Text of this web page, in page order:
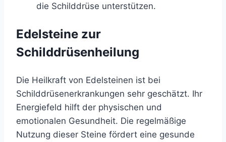
die Schilddrüse unterstützen.
Edelsteine zur
Schilddrüsenheilung
Die Heilkraft von Edelsteinen ist bei
Schilddrüsenerkrankungen sehr geschätzt. Ihr
Energiefeld hilft der physischen und
emotionalen Gesundheit. Die regelmäßige
Nutzung dieser Steine fördert eine gesunde